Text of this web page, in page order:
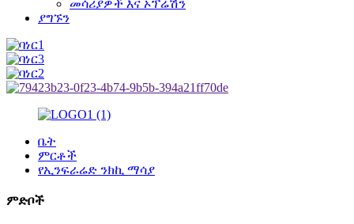
መሳሪያዎች እና ኦፕሬሽን
ያግኙን
ቤት
ምርቶች
የኢንፍራሬድ ንክኪ ማሳያ
ምድቦች